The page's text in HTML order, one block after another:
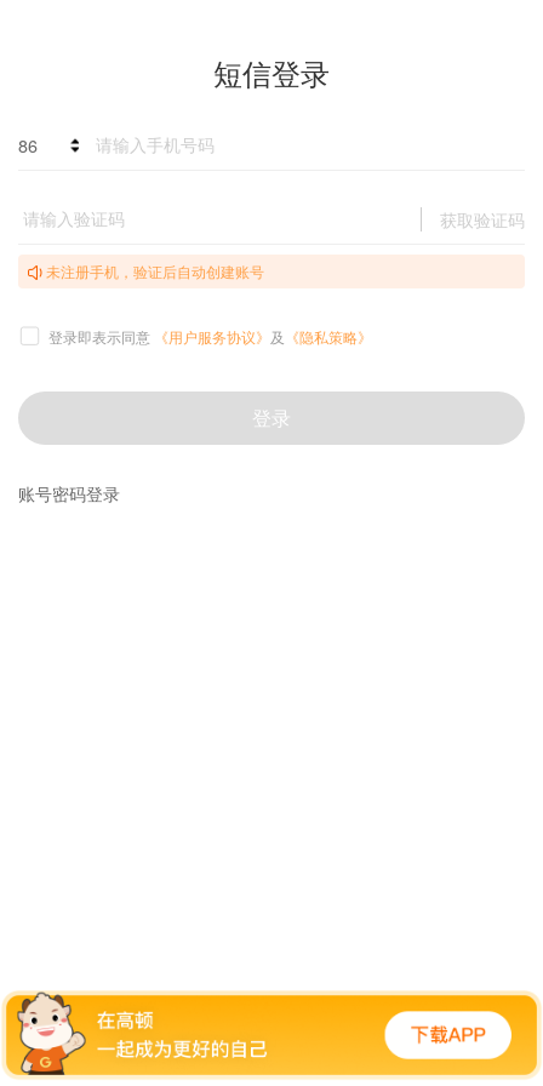
短信登录
86
获取验证码
未注册手机，验证后自动创建账号
登录即表示同意 《用户服务协议》 及 《隐私策略》
登录
账号密码登录